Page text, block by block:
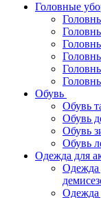
Головные
Обувь
Обувь
Обувь
Обувь
Обувь
Одежда для
Одежда
Одежда